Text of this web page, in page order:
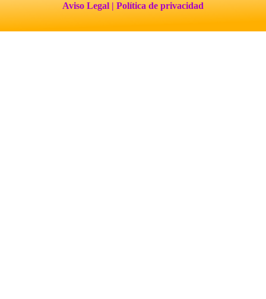
Aviso Legal | Política de privacidad